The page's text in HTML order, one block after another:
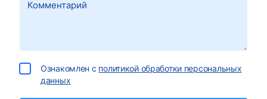
Ознакомлен с политикой обработки персональных
данных